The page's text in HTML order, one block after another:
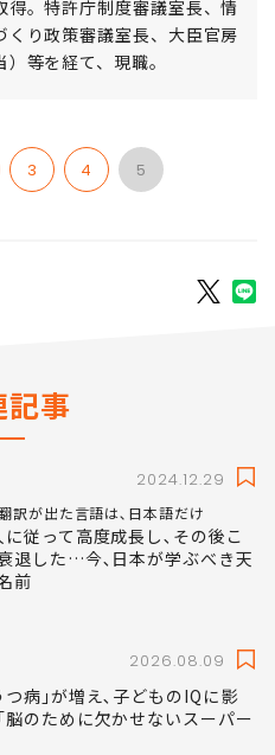
。特許庁制度審議室長、情
り政策審議室長、大臣官房
等を経て、現職。
3 4 5
記事
2024.12.29
訳が出た言語は､日本語だけ
従って高度成長し､その後こ
退した…今､日本が学ぶべき天
前
2026.08.09
病｣が増え､子どものIQに影
のために欠かせないスーパー